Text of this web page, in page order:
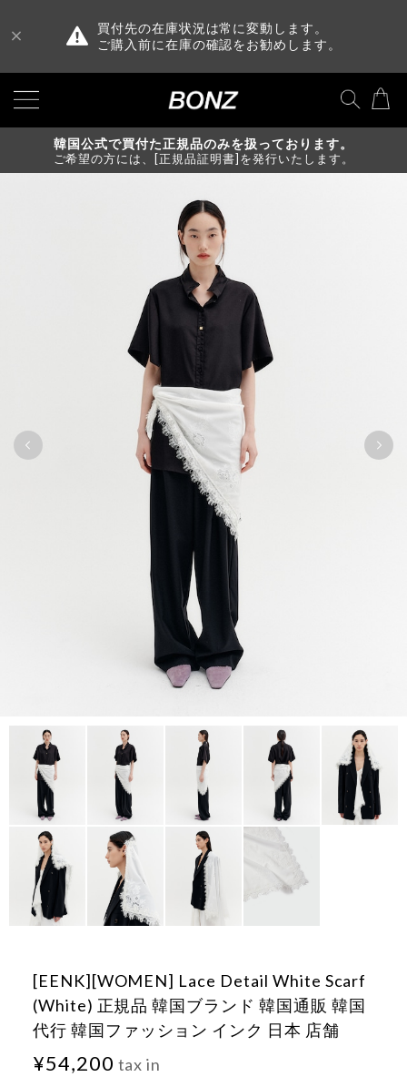
買付先の在庫状況は常に変動します。
ご購入前に在庫の確認をお勧めします。
韓国公式で買付た正規品のみを扱っております。
ご希望の方には、[正規品証明書]を発行いたします。
[EENK][WOMEN] Lace Detail White Scarf
(White) 正規品 韓国ブランド 韓国通販 韓国
代行 韓国ファッション インク 日本 店舗
¥54,200 tax in